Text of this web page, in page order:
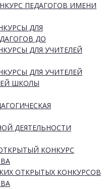
ПЕДАГОГОВ ИМЕНИ
ДЛЯ
ДО
ДЛЯ УЧИТЕЛЕЙ
ДЛЯ УЧИТЕЛЕЙ
ШКОЛЫ
ДЕЯТЕЛЬНОСТИ
КОНКУРС
ОТКРЫТЫХ КОНКУРСОВ